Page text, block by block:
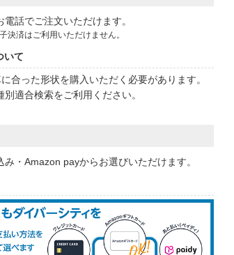
話でご注文いただけます。
決済はご利用いただけません。
いて
合った形状を購入いただく必要があります。
適合検索をご利用ください。
・Amazon payからお選びいただけます。